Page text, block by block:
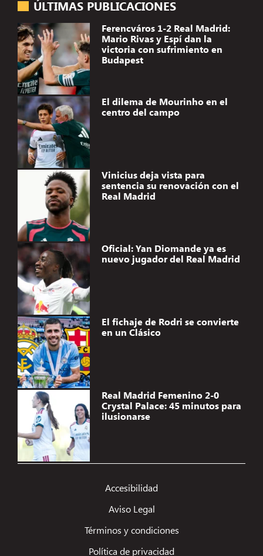
Gestionar el consentimiento de
información del dispositivo. Lo hacemos para mejorar la experiencia de
estas tecnologías nos permitirá procesar datos como el comportamiento de
ÚLTIMAS PUBLICACIONES
Ferencváros 1-2 Real Madrid:
Mario Rivas y Espí dan la
victoria con sufrimiento en
Budapest
El dilema de Mourinho en el
centro del campo
Vinicius deja vista para
sentencia su renovación con el
Real Madrid
Oficial: Yan Diomande ya es
nuevo jugador del Real Madrid
El fichaje de Rodri se convierte
en un Clásico
Real Madrid Femenino 2-0
Crystal Palace: 45 minutos para
ilusionarse
Accesibilidad
Aviso Legal
Términos y condiciones
Política de privacidad